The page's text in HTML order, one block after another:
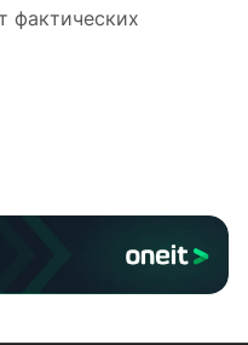
фактических